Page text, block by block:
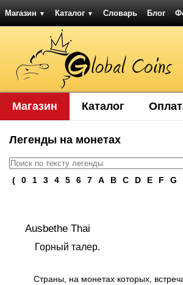
Магазин ▼ Каталог ▼ Словарь Блог
Магазин Каталог
Легенды на монетах
( 0 1 3 4 5 6 7 A B C D E F G
Ausbethe Thai
Горный талер.
Страны, на монетах которых,